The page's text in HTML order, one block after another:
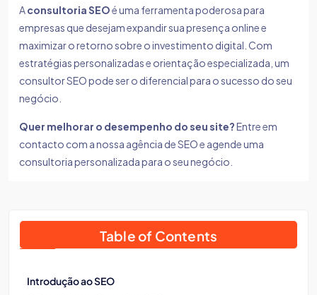
Aconsultoria SEOé uma ferramenta poderosa para
empresas que desejam expandir sua presença online e
maximizar o retorno sobre o investimento digital. Com
estratégias personalizadas e orientação especializada, um
consultor SEO pode ser o diferencial para o sucesso do seu
negócio.
Quer melhorar o desempenho do seu site?Entre em
contacto com a nossa agência de SEO e agende uma
consultoria personalizada para o seu negócio.
Table of Contents
Introdução ao SEO